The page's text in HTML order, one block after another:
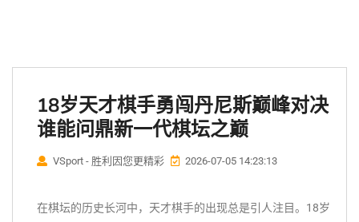
18岁天才棋手勇闯丹尼斯巅峰对决
谁能问鼎新一代棋坛之巅
VSport - 胜利因您更精彩 2026-07-05 14:23:13
在棋坛的历史长河中，天才棋手的出现总是引人注目。18岁